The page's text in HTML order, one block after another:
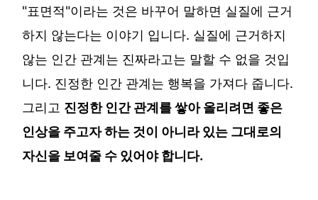
"표면적"이라는 것은 바꾸어 말하면 실질에 근거
하지 않는다는 이야기 입니다. 실질에 근거하지
않는 인간 관계는 진짜라고는 말할 수 없을 것입
니다. 진정한 인간 관계는 행복을 가져다 줍니다.
그리고 진정한 인간 관계를 쌓아 올리려면 좋은
인상을 주고자 하는 것이 아니라 있는 그대로의
자신을 보여줄 수 있어야 합니다.